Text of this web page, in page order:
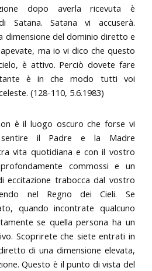
dopo averla ricevuta è
Satana. Satana vi accuserà.
dimensione del dominio diretto e
ma io vi dico che questo
è attivo. Perciò dovete fare
è in che modo tutti voi
(128-110, 5.6.1983)
è il luogo oscuro che forse vi
sentire il Padre e la Madre
vita quotidiana e con il vostro
commossi e un
eccitazione trabocca dal vostro
nel Regno dei Cieli. Se
quando incontrate qualcuno
se quella persona ha un
Scoprirete che siete entrati in
di una dimensione elevata,
Questo è il punto di vista del